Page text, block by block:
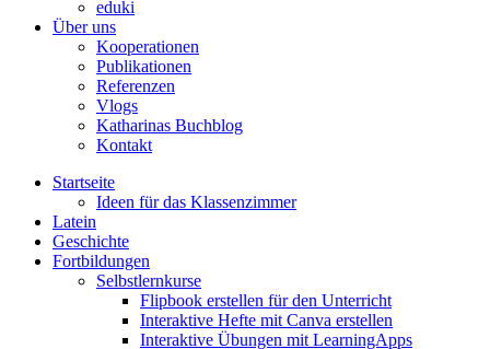
eduki
Über uns
Kooperationen
Publikationen
Referenzen
Vlogs
Katharinas Buchblog
Kontakt
Startseite
Ideen für das Klassenzimmer
Latein
Geschichte
Fortbildungen
Selbstlernkurse
Flipbook erstellen für den Unterricht
Interaktive Hefte mit Canva erstellen
Interaktive Übungen mit LearningApps